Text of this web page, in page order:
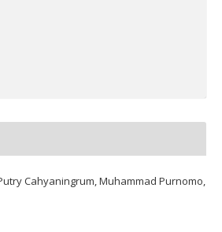
Cahyaningrum, Muhammad Purnomo,